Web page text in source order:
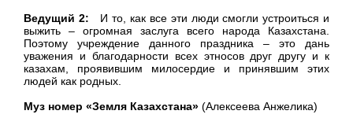
Ведущий 2:
И то, как все эти люди смогли устроиться и
выжить – огромная заслуга всего народа Казахстана.
Поэтому учреждение данного праздника – это дань
уважения и благодарности всех этносов друг другу и к
казахам, проявившим милосердие и принявшим этих
людей как родных.
Муз номер «Земля Казахстана» (Алексеева Анжелика)